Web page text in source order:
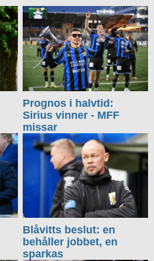
Prognos i halvtid:
Sirius vinner - MFF
missar
Blåvitts beslut: en
behåller jobbet, en
sparkas